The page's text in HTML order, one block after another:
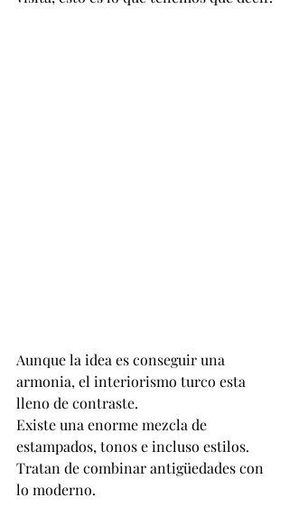
Aunque la idea es conseguir una
armonia, el interiorismo turco esta
lleno de contraste.
Existe una enorme mezcla de
estampados, tonos e incluso estilos.
Tratan de combinar antigüedades con
lo moderno.